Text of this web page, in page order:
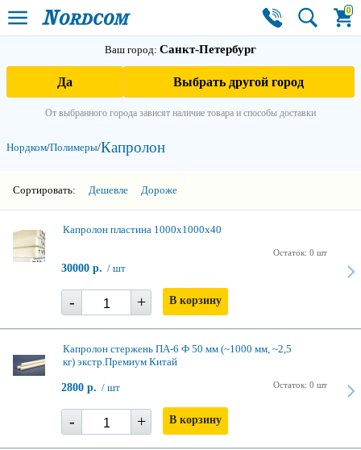
0
Ваш город: Санкт-Петербург
Да Выбрать другой город
От выбранного города зависят наличие товара и способы доставки
Нордком/Полимеры/Капролон
Сортировать: Дешевле Дороже
Капролон пластина 1000х1000х40
Остаток: 0 шт
30000 р. / шт
- + В корзину
Капролон стержень ПА-6 Ф 50 мм (~1000 мм, ~2,5
кг) экстр.Премиум Китай
Остаток: 0 шт
2800 р. / шт
- + В корзину